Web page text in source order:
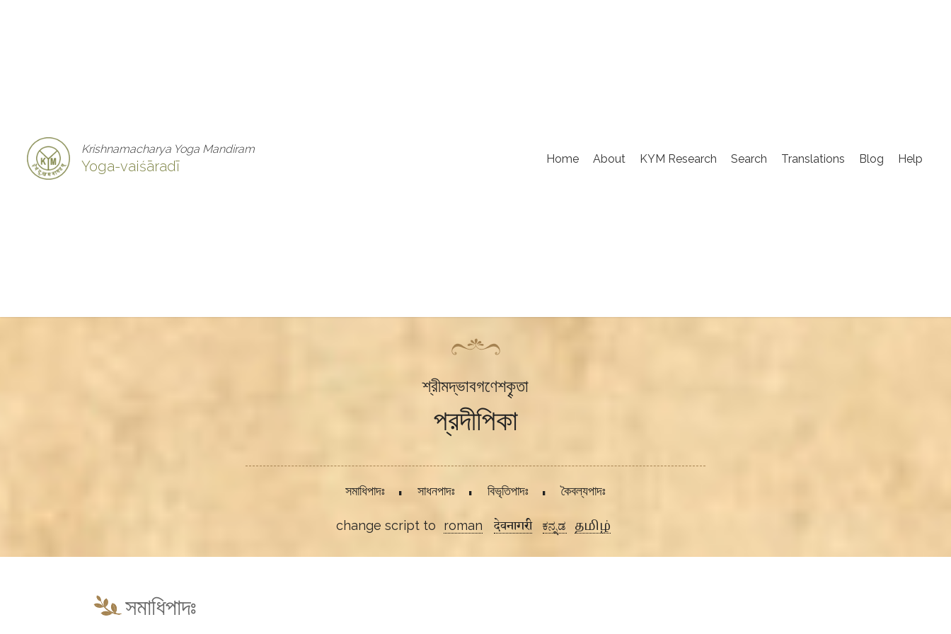
Krishnamacharya Yoga Mandiram
Yoga-vaiśāradī Home About KYM Research Search Translations Blog Help
শ্রীমদ্ভাবগণেশকৄতা
প্রদীপিকা
সমাধিপাদঃ সাধনপাদঃ বিভৃতিপাদঃ কৈবল্যপাদঃ
change script to roman देवनागरी ಕನ್ನಡ தமிழ்
সমাধিপাদঃ